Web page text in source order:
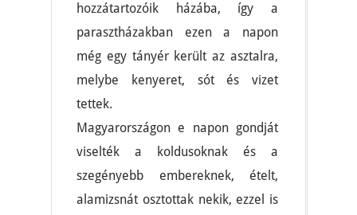
hozzátartozóik házába, így a
parasztházakban ezen a napon
még egy tányér került az asztalra,
melybe kenyeret, sót és vizet
tettek.
Magyarországon e napon gondját
viselték a koldusoknak és a
szegényebb embereknek, ételt,
alamizsnát osztottak nekik, ezzel is